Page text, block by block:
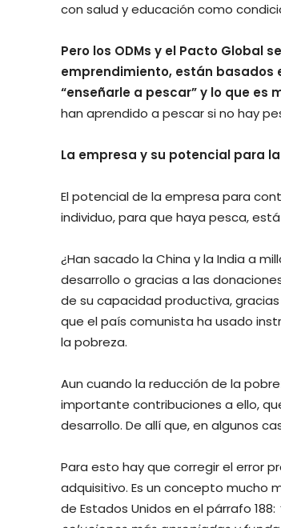
con salud y educación como
Pero los ODMs y el Pacto Global
emprendimiento, están basados
“enseñarle a pescar” y lo que es
han aprendido a pescar si no hay
La empresa y su potencial para
El potencial de la empresa para
individuo, para que haya pesca,
¿Han sacado la China y la India a
desarrollo o gracias a las
de su capacidad productiva,
que el país comunista ha usado
la pobreza.
Aun cuando la reducción de la
importante contribuciones a ello,
desarrollo. De allí que, en algunos
Para esto hay que corregir el error
adquisitivo. Es un concepto mucho
de Estados Unidos en el párrafo 188: